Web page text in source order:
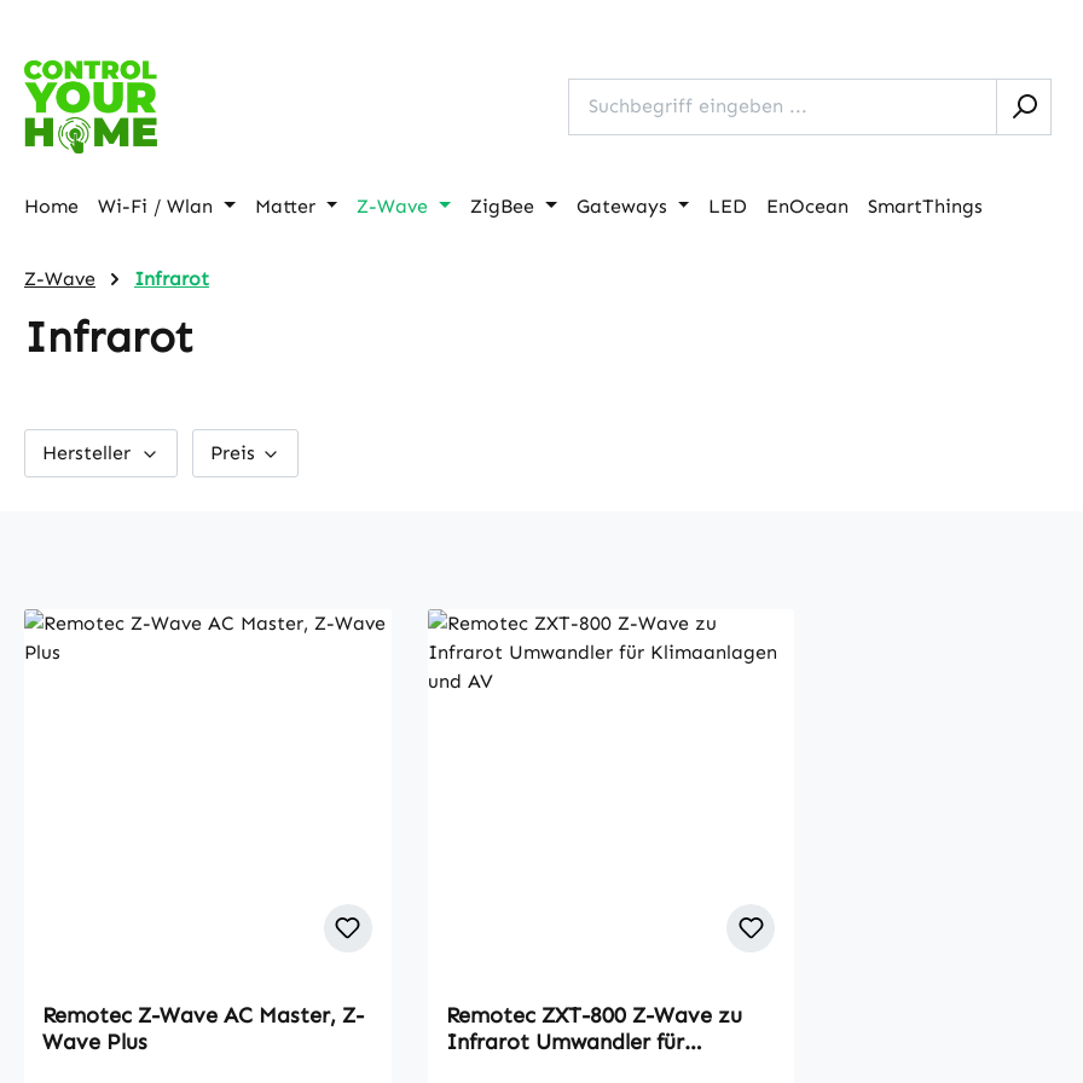
Home Wi-Fi / Wlan Matter Z-Wave ZigBee Gateways LED EnOcean SmartThings
Z-Wave Infrarot
Infrarot
Hersteller Preis
Remotec Z-Wave AC Master, Z-
Wave Plus
Remotec ZXT-800 Z-Wave zu
Infrarot Umwandler für